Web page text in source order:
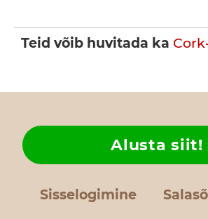
Teid võib huvitada ka
Sisselogimine
Alusta siit!